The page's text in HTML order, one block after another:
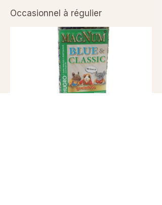
Occasionnel à régulier